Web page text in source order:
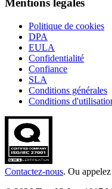
Mentions légales
Politique de cookies
DPA
EULA
Confidentialité
Confiance
SLA
Conditions générales
Conditions
Contactez-nous. Ou appelez